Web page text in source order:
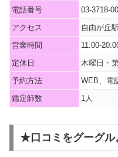
電話番号
03-3718-
アクセス
自由が丘
営業時間
11:00-
定休日
木曜日・
予約方法
WEB、電
鑑定師数
1人
★口コミをグーグル